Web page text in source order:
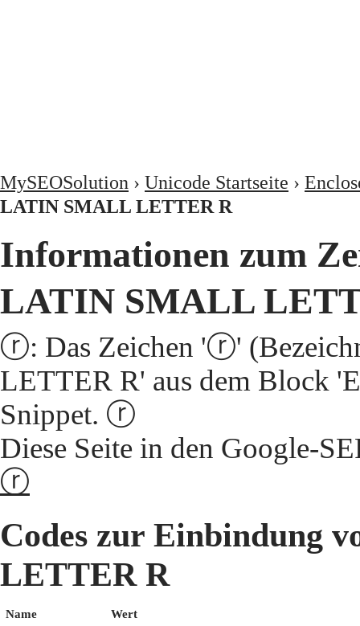
MySEOSolution › Unicode Startseite ›
LATIN SMALL LETTER R
Informationen zum
LATIN SMALL
ⓡ: Das Zeichen 'ⓡ'
LETTER R' aus dem Block
Snippet. ⓡ
Diese Seite in den Google-
ⓡ
Codes zur Einbindung
LETTER R
Name
Wert